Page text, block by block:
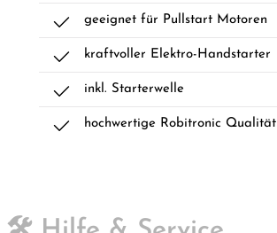
geeignet für Pullstart Motoren
kraftvoller Elektro-Handstarter
inkl. Starterwelle
hochwertige Robitronic Qualität